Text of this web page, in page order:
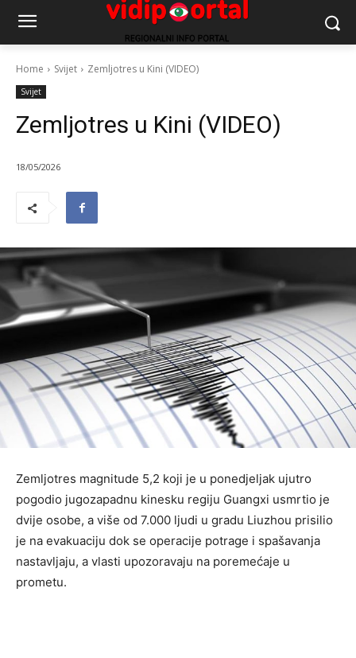
Home Svijet Zemljotres u Kini (VIDEO)
Svijet
Zemljotres u Kini (VIDEO)
18/05/2026
Zemljotres magnitude 5,2 koji je u ponedjeljak ujutro
pogodio jugozapadnu kinesku regiju Guangxi usmrtio je
dvije osobe, a više od 7.000 ljudi u gradu Liuzhou prisilio
je na evakuaciju dok se operacije potrage i spašavanja
nastavljaju, a vlasti upozoravaju na poremećaje u
prometu.